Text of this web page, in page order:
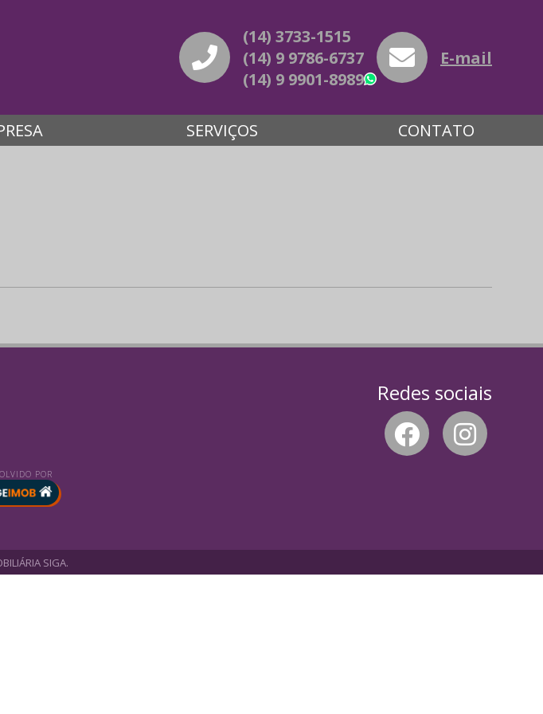
(14) 3733-1515
(14) 9 9786-6737
(14) 9 9901-8989
WhatsApp
E-mail
SERVIÇOS CONTATO
Redes sociais
POR
SIGA.